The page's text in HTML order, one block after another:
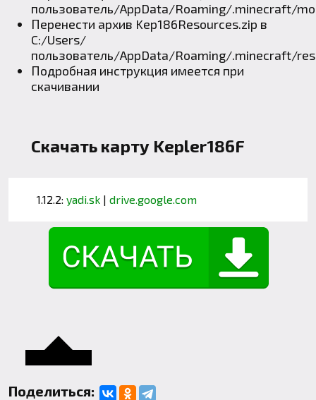
пользователь/AppData/Roaming/.minecraft/
Перенести архив Kep186Resources.zip в
C:/Users/
пользователь/AppData/Roaming/.minecraft/
Подробная инструкция имеется при
скачивании
Скачать карту Kepler186F
1.12.2: yadi.sk | drive.google.com
Поделиться: